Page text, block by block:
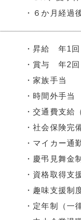
・６か月経
・昇給 年1
・賞与 年2
・家族手当
・時間外手当
・交通費支給
・社会保険完
・マイカー通
・慶弔見舞金
・資格取得支
・趣味支援制
・定年制（一